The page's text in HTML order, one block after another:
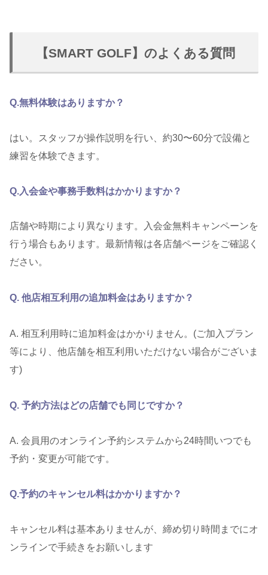
【SMART GOLF】のよくある質問
Q.無料体験はありますか？
はい。スタッフが操作説明を行い、約30〜60分で設備と
練習を体験できます。
Q.入会金や事務手数料はかかりますか？
店舗や時期により異なります。入会金無料キャンペーンを
行う場合もあります。最新情報は各店舗ページをご確認く
ださい。
Q. 他店相互利用の追加料金はありますか？
A. 相互利用時に追加料金はかかりません。(ご加入プラン
等により、他店舗を相互利用いただけない場合がございま
す)
Q. 予約方法はどの店舗でも同じですか？
A. 会員用のオンライン予約システムから24時間いつでも
予約・変更が可能です。
Q.予約のキャンセル料はかかりますか？
キャンセル料は基本ありませんが、締め切り時間までにオ
ンラインで手続きをお願いします